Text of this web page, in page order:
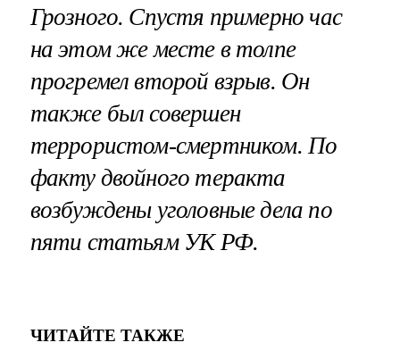
Грозного. Спустя примерно час
на этом же месте в толпе
прогремел второй взрыв. Он
также был совершен
террористом-смертником. По
факту двойного теракта
возбуждены уголовные дела по
пяти статьям УК РФ.
ЧИТАЙТЕ ТАКЖЕ